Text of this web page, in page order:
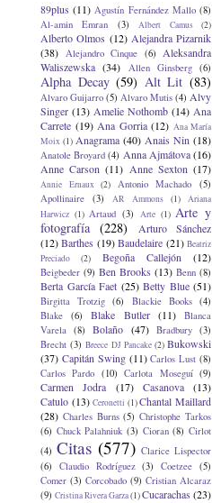
89plus (11) Agustín Fernández Mallo (8)
Al-amin Emran
(3) Albert Camus (2)
Alberto Olmos (12) Alejandra Pizarnik
(38)
Alejandro Cinque (6)
Aleksandra
Waliszewska (34) Allen Ginsberg (6)
Alpha Decay (59) Alt Lit (83)
Alvaro Guijarro (5) Alvaro Mutis (4) Alvy
Singer (13) Amelie Nothomb (14) Ana
Carrete (19) Ana Gorria (12) Ana María
Moix (1) Anagrama (40) Anais Nin (18)
Anatole Broyard (4) Anna Ajmátova (16)
Anne Carson (11) Anne Sexton (17)
Annie Ernaux (2) Antonio Machado
(5)
Apollinaire
(3) AR Ammons (1)
Ariana
Harwicz (1) Artaud (3) Arte (1) Arte y
fotografía (228)
Arturo Sánchez
(12) Barthes (19) Baudelaire (21) Beatriz
Preciado
(2) Begoña Callejón (12)
Beigbeder (9) Ben Brooks (13) Benn (8)
Berta García Faet (25) Betty Blue (51)
Birgitta Trotzig (6) Blackie Books (4)
Blake
(6) Blake Butler (11)
Blanca
Varela
(8) Bolaño (47) Bradbury (3)
Brecht (3) Breece DJ Pancake (2) Bukowski
(37) Capitán Swing (11) Carlos Lust (8)
Carlos Pardo (10) Carlota Moseguí (9)
Carmen Jodra (17) Casanova
(13)
Catulo (13) Ceronetti (1) Chantal Maillard
(28) Charles Burns (5) Christophe Tarkos
(6) Chuck Palahniuk (3) Cioran (8) Cirlot
(4) Citas (577) Clarice Lispector
(6)
Claudio Rodríguez (3) Coetzee (5)
Comer (3) Corcobado (9) Cristian Alcaraz
(9) Cristina Rivera Garza(1)Cucarachas (23)